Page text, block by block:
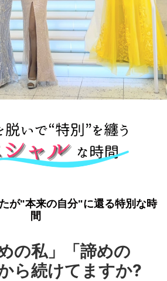
が"本来の自分"に還る特別な時
間
の私」「諦めの
ら続けてますか?